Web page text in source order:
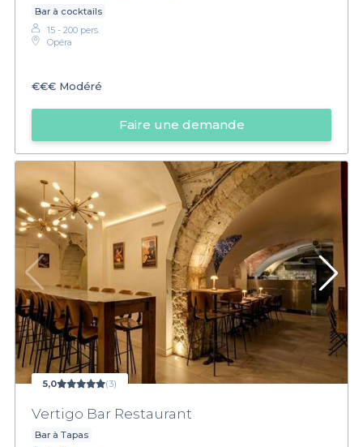
Bar à cocktails
15 - 200 pers.
Opéra
€€€ Modéré
Faire une demande
5,0 (3)
Vertigo Bar Restaurant
Bar à Tapas